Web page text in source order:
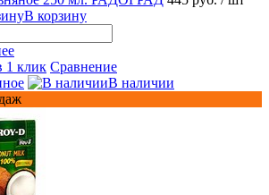
В корзину
1 клик Сравнение
В наличии